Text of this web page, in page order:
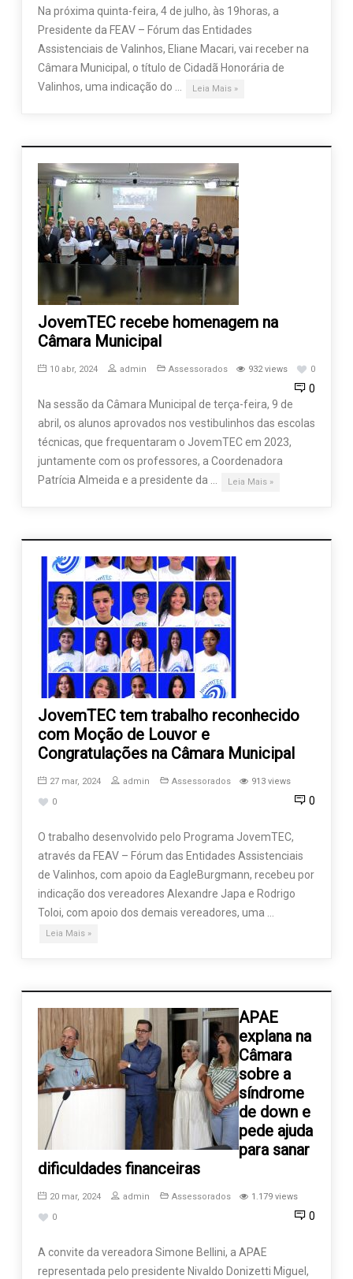
Na próxima quinta-feira, 4 de julho, às 19horas, a
Presidente da FEAV – Fórum das Entidades
Assistenciais de Valinhos, Eliane Macari, vai receber na
Câmara Municipal, o título de Cidadã Honorária de
Valinhos, uma indicação do …
Leia Mais »
JovemTEC recebe homenagem na
Câmara Municipal
10 abr, 2024 admin Assessorados 932 views 0
0
Na sessão da Câmara Municipal de terça-feira, 9 de
abril, os alunos aprovados nos vestibulinhos das escolas
técnicas, que frequentaram o JovemTEC em 2023,
juntamente com os professores, a Coordenadora
Patrícia Almeida e a presidente da …
Leia Mais »
JovemTEC tem trabalho reconhecido
com Moção de Louvor e
Congratulações na Câmara Municipal
27 mar, 2024 admin Assessorados
913 views
0
0
O trabalho desenvolvido pelo Programa JovemTEC,
através da FEAV – Fórum das Entidades Assistenciais
de Valinhos, com apoio da EagleBurgmann, recebeu por
indicação dos vereadores Alexandre Japa e Rodrigo
Toloi, com apoio dos demais vereadores, uma …
Leia Mais »
APAE
explana na
Câmara
sobre a
síndrome
de down e
pede ajuda
para sanar
dificuldades financeiras
20 mar, 2024 admin Assessorados
1.179 views
0
0
A convite da vereadora Simone Bellini, a APAE
representada pelo presidente Nivaldo Donizetti Miguel,